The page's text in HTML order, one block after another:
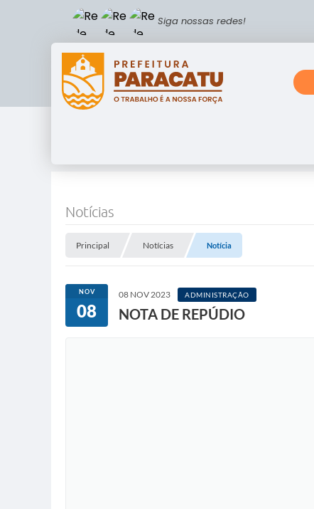
Siga nossas redes!
Notícias
Principal Notícias Notícia
NOV
08
08 NOV 2023 ADMINISTRAÇÃO
NOTA DE REPÚDIO